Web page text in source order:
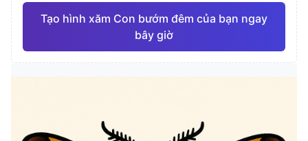
Tạo hình xăm Con bướm đêm của bạn ngay
bây giờ